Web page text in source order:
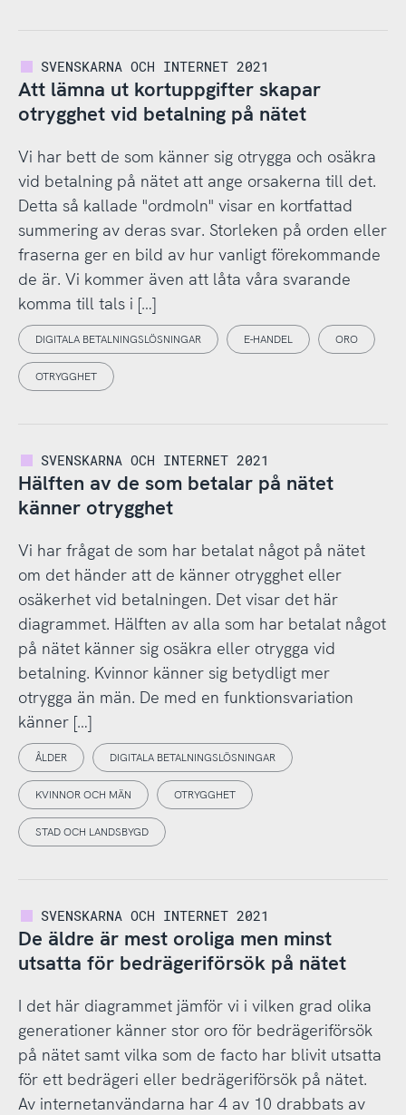
SVENSKARNA OCH INTERNET 2021
Att lämna ut kortuppgifter skapar
otrygghet vid betalning på nätet
Vi har bett de som känner sig otrygga och osäkra
vid betalning på nätet att ange orsakerna till det.
Detta så kallade "ordmoln" visar en kortfattad
summering av deras svar. Storleken på orden eller
fraserna ger en bild av hur vanligt förekommande
de är. Vi kommer även att låta våra svarande
komma till tals i […]
DIGITALA BETALNINGSLÖSNINGAR E-HANDEL ORO
OTRYGGHET
SVENSKARNA OCH INTERNET 2021
Hälften av de som betalar på nätet
känner otrygghet
Vi har frågat de som har betalat något på nätet
om det händer att de känner otrygghet eller
osäkerhet vid betalningen. Det visar det här
diagrammet. Hälften av alla som har betalat något
på nätet känner sig osäkra eller otrygga vid
betalning. Kvinnor känner sig betydligt mer
otrygga än män. De med en funktionsvariation
känner […]
ÅLDER DIGITALA BETALNINGSLÖSNINGAR
KVINNOR OCH MÄN OTRYGGHET
STAD OCH LANDSBYGD
SVENSKARNA OCH INTERNET 2021
De äldre är mest oroliga men minst
utsatta för bedrägeriförsök på nätet
I det här diagrammet jämför vi i vilken grad olika
generationer känner stor oro för bedrägeriförsök
på nätet samt vilka som de facto har blivit utsatta
för ett bedrägeri eller bedrägeriförsök på nätet.
Av internetanvändarna har 4 av 10 drabbats av